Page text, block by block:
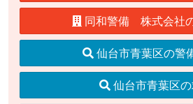
同和警備 株式会社
仙台市青葉区の警
仙台市青葉区